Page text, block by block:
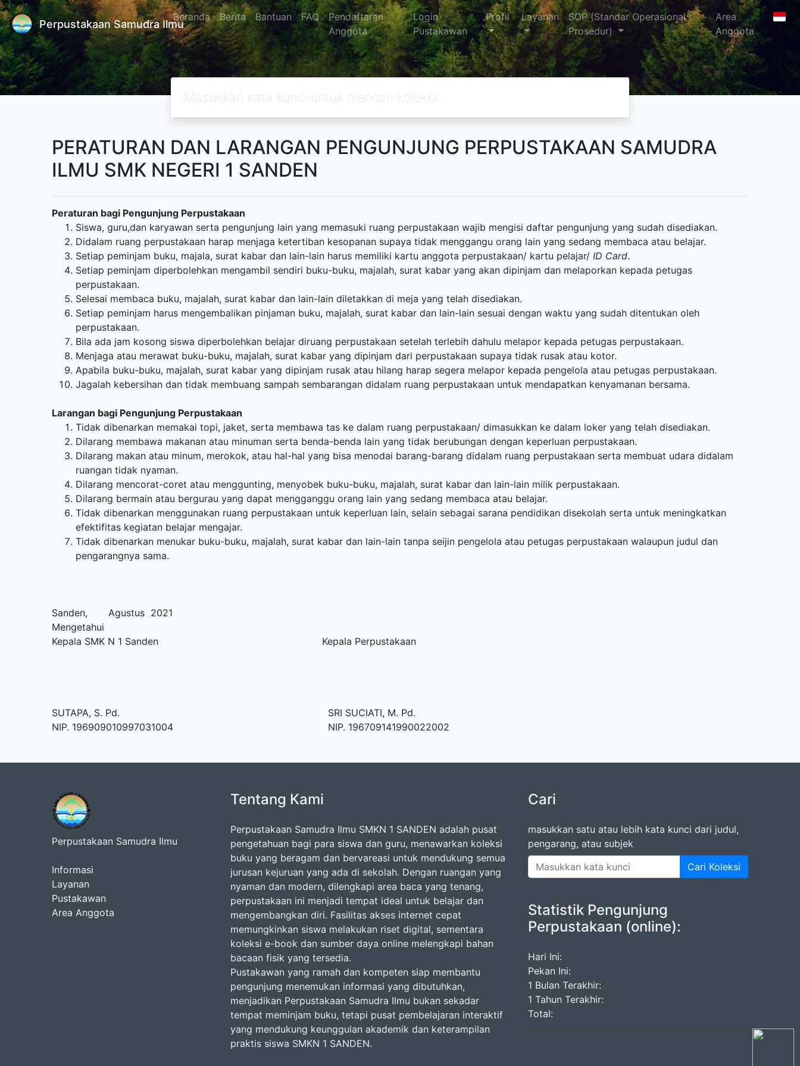
Perpustakaan Samudra Ilmu
Beranda Berita Bantuan FAQ
Pendaftaran
Anggota
Login
Pustakawan
Profil Layanan
SOP (Standar Operasional
Prosedur)
Area
Anggota
PERATURAN DAN LARANGAN PENGUNJUNG PERPUSTAKAAN SAMUDRA
ILMU SMK NEGERI 1 SANDEN
Peraturan bagi Pengunjung Perpustakaan
Siswa, guru,dan karyawan serta pengunjung lain yang memasuki ruang perpustakaan wajib mengisi daftar pengunjung yang sudah disediakan.
Didalam ruang perpustakaan harap menjaga ketertiban kesopanan supaya tidak menggangu orang lain yang sedang membaca atau belajar.
Setiap peminjam buku, majala, surat kabar dan lain-lain harus memiliki kartu anggota perpustakaan/ kartu pelajar/ ID Card.
Setiap peminjam diperbolehkan mengambil sendiri buku-buku, majalah, surat kabar yang akan dipinjam dan melaporkan kepada petugas
perpustakaan.
Selesai membaca buku, majalah, surat kabar dan lain-lain diletakkan di meja yang telah disediakan.
Setiap peminjam harus mengembalikan pinjaman buku, majalah, surat kabar dan lain-lain sesuai dengan waktu yang sudah ditentukan oleh
perpustakaan.
Bila ada jam kosong siswa diperbolehkan belajar diruang perpustakaan setelah terlebih dahulu melapor kepada petugas perpustakaan.
Menjaga atau merawat buku-buku, majalah, surat kabar yang dipinjam dari perpustakaan supaya tidak rusak atau kotor.
Apabila buku-buku, majalah, surat kabar yang dipinjam rusak atau hilang harap segera melapor kepada pengelola atau petugas perpustakaan.
Jagalah kebersihan dan tidak membuang sampah sembarangan didalam ruang perpustakaan untuk mendapatkan kenyamanan bersama.
Larangan bagi Pengunjung Perpustakaan
Tidak dibenarkan memakai topi, jaket, serta membawa tas ke dalam ruang perpustakaan/ dimasukkan ke dalam loker yang telah disediakan.
Dilarang membawa makanan atau minuman serta benda-benda lain yang tidak berubungan dengan keperluan perpustakaan.
Dilarang makan atau minum, merokok, atau hal-hal yang bisa menodai barang-barang didalam ruang perpustakaan serta membuat udara didalam
ruangan tidak nyaman.
Dilarang mencorat-coret atau menggunting, menyobek buku-buku, majalah, surat kabar dan lain-lain milik perpustakaan.
Dilarang bermain atau bergurau yang dapat mengganggu orang lain yang sedang membaca atau belajar.
Tidak dibenarkan menggunakan ruang perpustakaan untuk keperluan lain, selain sebagai sarana pendidikan disekolah serta untuk meningkatkan
efektifitas kegiatan belajar mengajar.
Tidak dibenarkan menukar buku-buku, majalah, surat kabar dan lain-lain tanpa seijin pengelola atau petugas perpustakaan walaupun judul dan
pengarangnya sama.
Sanden, Agustus 2021
Mengetahui
Kepala SMK N 1 Sanden Kepala Perpustakaan
SUTAPA, S. Pd. SRI SUCIATI, M. Pd.
NIP. 196909010997031004 NIP. 196709141990022002
Perpustakaan Samudra Ilmu
Informasi
Layanan
Pustakawan
Area Anggota
Tentang Kami
Perpustakaan Samudra Ilmu SMKN 1 SANDEN adalah pusat
pengetahuan bagi para siswa dan guru, menawarkan koleksi
buku yang beragam dan bervareasi untuk mendukung semua
jurusan kejuruan yang ada di sekolah. Dengan ruangan yang
nyaman dan modern, dilengkapi area baca yang tenang,
perpustakaan ini menjadi tempat ideal untuk belajar dan
mengembangkan diri. Fasilitas akses internet cepat
memungkinkan siswa melakukan riset digital, sementara
koleksi e-book dan sumber daya online melengkapi bahan
bacaan fisik yang tersedia.
Pustakawan yang ramah dan kompeten siap membantu
pengunjung menemukan informasi yang dibutuhkan,
menjadikan Perpustakaan Samudra Ilmu bukan sekadar
tempat meminjam buku, tetapi pusat pembelajaran interaktif
yang mendukung keunggulan akademik dan keterampilan
praktis siswa SMKN 1 SANDEN.
Cari
masukkan satu atau lebih kata kunci dari judul,
pengarang, atau subjek
Cari Koleksi
Statistik Pengunjung
Perpustakaan (online):
Hari Ini:
Pekan Ini:
1 Bulan Terakhir:
1 Tahun Terakhir:
Total: